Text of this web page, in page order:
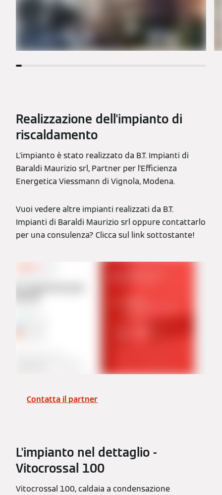
Realizzazione dell'impianto di
riscaldamento
L'impianto è stato realizzato da B.T. Impianti di
Baraldi Maurizio srl, Partner per l'Efficienza
Energetica Viessmann di Vignola, Modena.
Vuoi vedere altre impianti realizzati da B.T.
Impianti di Baraldi Maurizio srl oppure contattarlo
per una consulenza? Clicca sul link sottostante!
Contatta il partner
L'impianto nel dettaglio -
Vitocrossal 100
Vitocrossal 100, caldaia a condensazione